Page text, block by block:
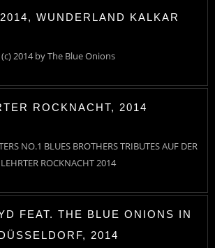
WUNDERLAND KALKAR
(c) 2014 by The Blue Onions
ROCKNACHT, 2014
NO.1 BLUES BROTHERS TRIBUTES AUF DER
LEHRTER ROCKNACHT 2014
FEAT. THE BLUE ONIONS IN
2014